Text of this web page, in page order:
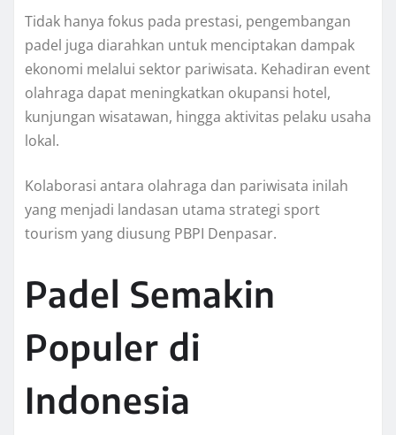
Tidak hanya fokus pada prestasi, pengembangan
padel juga diarahkan untuk menciptakan dampak
ekonomi melalui sektor pariwisata. Kehadiran event
olahraga dapat meningkatkan okupansi hotel,
kunjungan wisatawan, hingga aktivitas pelaku usaha
lokal.
Kolaborasi antara olahraga dan pariwisata inilah
yang menjadi landasan utama strategi sport
tourism yang diusung PBPI Denpasar.
Padel Semakin
Populer di
Indonesia